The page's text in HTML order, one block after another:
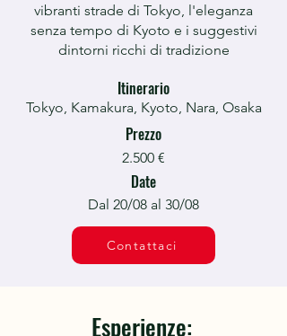
vibranti strade di Tokyo, l'eleganza
senza tempo di Kyoto e i suggestivi
dintorni ricchi di tradizione
Itinerario
Tokyo, Kamakura, Kyoto, Nara, Osaka
Prezzo
2.500 €
Date
Dal 20/08 al 30/08
Contattaci
Esperienze: